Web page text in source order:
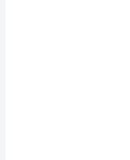
cấp dung lượng